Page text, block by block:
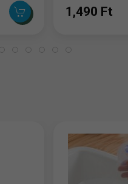
1,490 Ft